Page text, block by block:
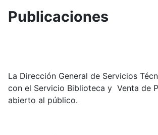
Publicaciones
La Dirección General de Servicios
con el Servicio Biblioteca y Venta de
abierto al público.